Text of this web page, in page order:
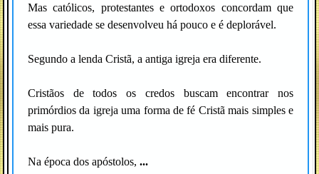
Mas católicos, protestantes e ortodoxos concordam que
essa variedade se desenvolveu há pouco e é deplorável.
Segundo a lenda Cristã, a antiga igreja era diferente.
Cristãos de todos os credos buscam encontrar nos
primórdios da igreja uma forma de fé Cristã mais simples e
mais pura.
Na época dos apóstolos, ...